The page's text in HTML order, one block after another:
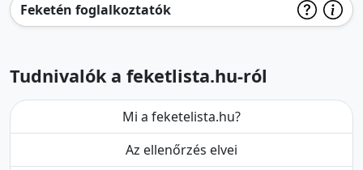
Feketén foglalkoztatók
Tudnivalók a feketlista.hu-ról
Mi a feketelista.hu?
Az ellenőrzés elvei